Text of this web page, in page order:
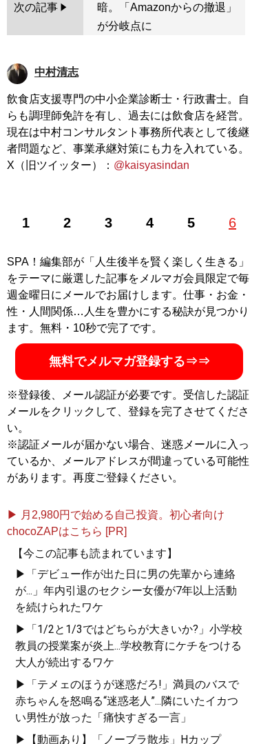
次の記事
暗。「Amazonからの撤退」
が分岐点に
中村清志
飲食店支援専門の中小企業診断士・行政書士。自
らも調理師免許を有し、過去には飲食店を経営。
現在は中村コンサルタント事務所代表として後継
者問題など、事業承継対策にも力を入れている。
X（旧ツイッター）： @kaisyasindan
1 2 3 4 5 6
SPA！編集部が「人生後半を賢く楽しく生きる」
をテーマに厳選した記事をメルマガ会員限定で毎
週金曜日にメールでお届けします。仕事・お金・
性・人間関係…人生を豊かにする秘訣が見つかり
ます。無料・10秒で完了です。
無料でメルマガ登録する⇒⇒
※登録後、メール認証が必要です。受信した認証
メールをクリックして、登録を完了させてくださ
い。
※認証メールが届かない場合、迷惑メールに入っ
ているか、メールアドレスが間違っている可能性
があります。再度ご登録ください。
▶ 月2,980円で始める自己投資。初心者向け
chocoZAPはこちら [PR]
【今この記事も読まれています】
▶「デビュー作が出た日に男の先輩から連絡
が...」年内引退のセクシー女優が7年以上活動
を続けられたワケ
▶「1/2と1/3ではどちらが大きいか?」小学校
教員の授業案が炎上...学校教育にケチをつける
大人が続出するワケ
▶「テメェのほうが迷惑だろ!」満員のバスで
赤ちゃんを怒鳴る“迷惑老人”...隣にいたイカつ
い男性が放った「痛快すぎる一言」
▶【動画あり】「ノーブラ散歩」Hカップ